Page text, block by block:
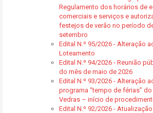
Regulamento dos horários de
comerciais e serviços e
festejos de verão no período
setembro
Edital N.º 95/2026 - Alteração
Loteamento
Edital N.º 94/2026 - Reunião
do mês de maio de 2026
Edital N.º 93/2026 - Alteração
programa “tempo de férias”
Vedras – início de
Edital N.º 92/2026 -